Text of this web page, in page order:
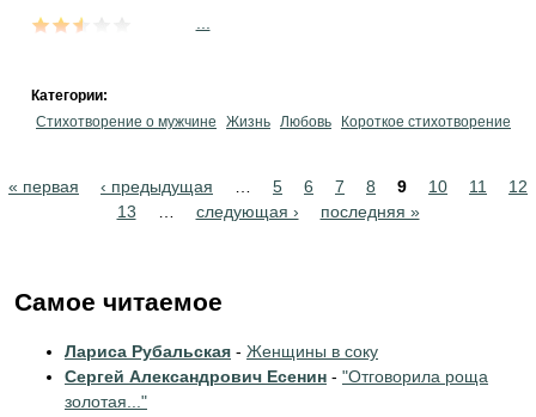
Категории:
Стихотворение о мужчине
Жизнь Любовь Короткое стихотворение
Pages
« первая ‹ предыдущая 5 6 7 8 9 10 11
12
13
следующая › последняя »
Самое читаемое
Лариса Рубальская - Женщины в соку
Сергей Александрович Есенин - "Отговорила роща
золотая..."